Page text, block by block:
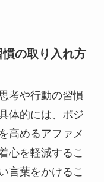
の取り入れ方
考や行動の習慣
体的には、ポジ
高めるアファメ
心を軽減するこ
言葉をかけるこ